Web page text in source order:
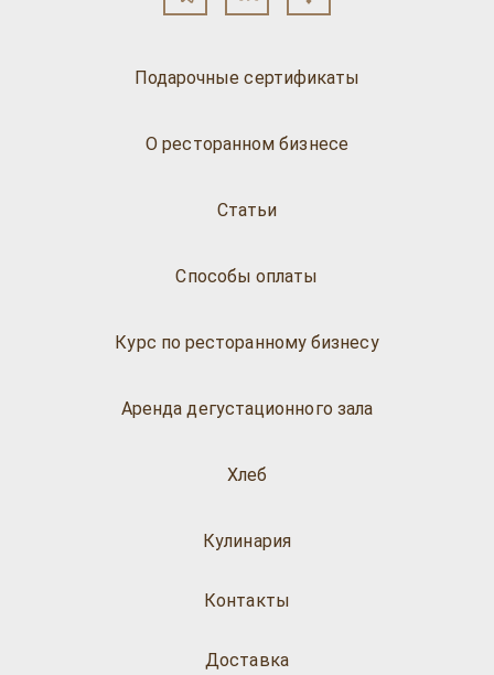
Подарочные сертификаты
О ресторанном бизнесе
Статьи
Способы оплаты
Курс по ресторанному бизнесу
Аренда дегустационного зала
Хлеб
Кулинария
Доставка
Контакты